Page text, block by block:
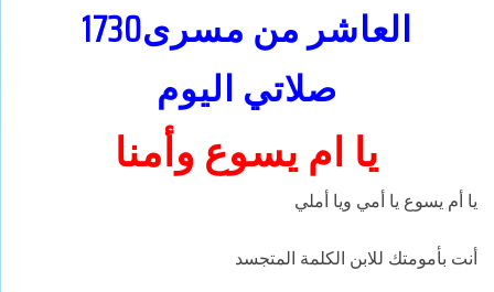
العاشر من مسرى1730
صلاتي اليوم
يا ام يسوع وأمنا
يا أم يسوع يا أمي ويا أملي
أنت بأمومتك للابن الكلمة المتجسد